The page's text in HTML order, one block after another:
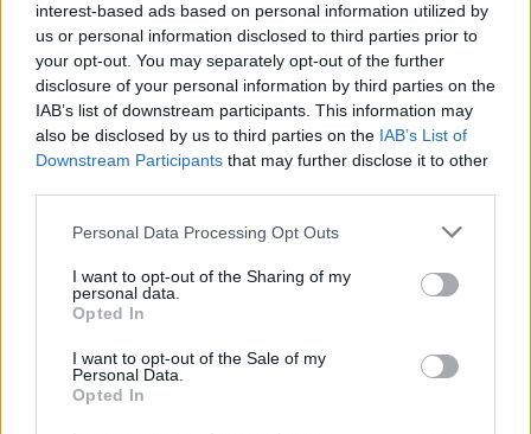
interest-based ads based on personal information utilized by
us or personal information disclosed to third parties prior to
your opt-out. You may separately opt-out of the further
disclosure of your personal information by third parties on the
IAB’s list of downstream participants. This information may
also be disclosed by us to third parties on the IAB’s List of
Downstream Participants that may further disclose it to other
Personal Data Processing Opt Outs
I want to opt-out of the Sharing of my
personal data.
Opted In
I want to opt-out of the Sale of my
Personal Data.
Opted In
Η βιωσιμότητα ως εμπορικό πλεονέκτημα
Οι επιχειρήσεις B2B αναγνωρίζουν ολοένα και
περισσότερους από 750 πελάτες B2B, σε κλάδους όπως
η αυτοκινητοβιομηχανία, οι χημικές και μεταλλευτικές
βιομηχανίες και οι κατασκευές, το 50% δηλώνει ότι ήδη
εφαρμόζουν βιώσιμες πρακτικές, ενώ σχεδόν το 70%
σκοπεύει να ενισχύσει αυτές τις συνεργασίες μέσα στα